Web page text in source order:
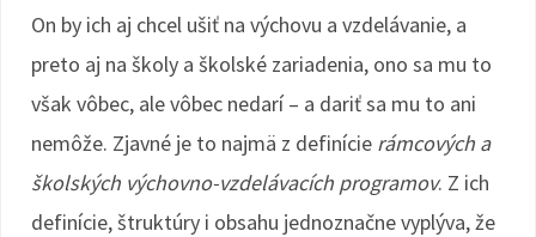
On by ich aj chcel ušiť na výchovu a vzdelávanie, a
preto aj na školy a školské zariadenia, ono sa mu to
však vôbec, ale vôbec nedarí – a dariť sa mu to ani
nemôže. Zjavné je to najmä z definície rámcových a
školských výchovno-vzdelávacích programov. Z ich
definície, štruktúry i obsahu jednoznačne vyplýva, že